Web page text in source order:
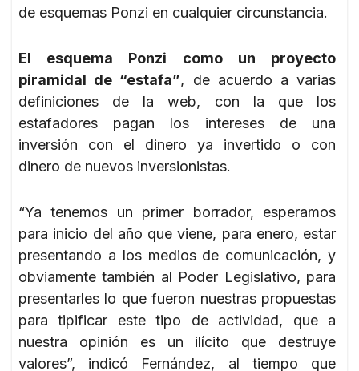
de esquemas Ponzi en cualquier circunstancia.
El esquema Ponzi como un proyecto
piramidal de “estafa”, de acuerdo a varias
definiciones de la web, con la que los
estafadores pagan los intereses de una
inversión con el dinero ya invertido o con
dinero de nuevos inversionistas.
“Ya tenemos un primer borrador, esperamos
para inicio del año que viene, para enero, estar
presentando a los medios de comunicación, y
obviamente también al Poder Legislativo, para
presentarles lo que fueron nuestras propuestas
para tipificar este tipo de actividad, que a
nuestra opinión es un ilícito que destruye
valores”, indicó Fernández, al tiempo que